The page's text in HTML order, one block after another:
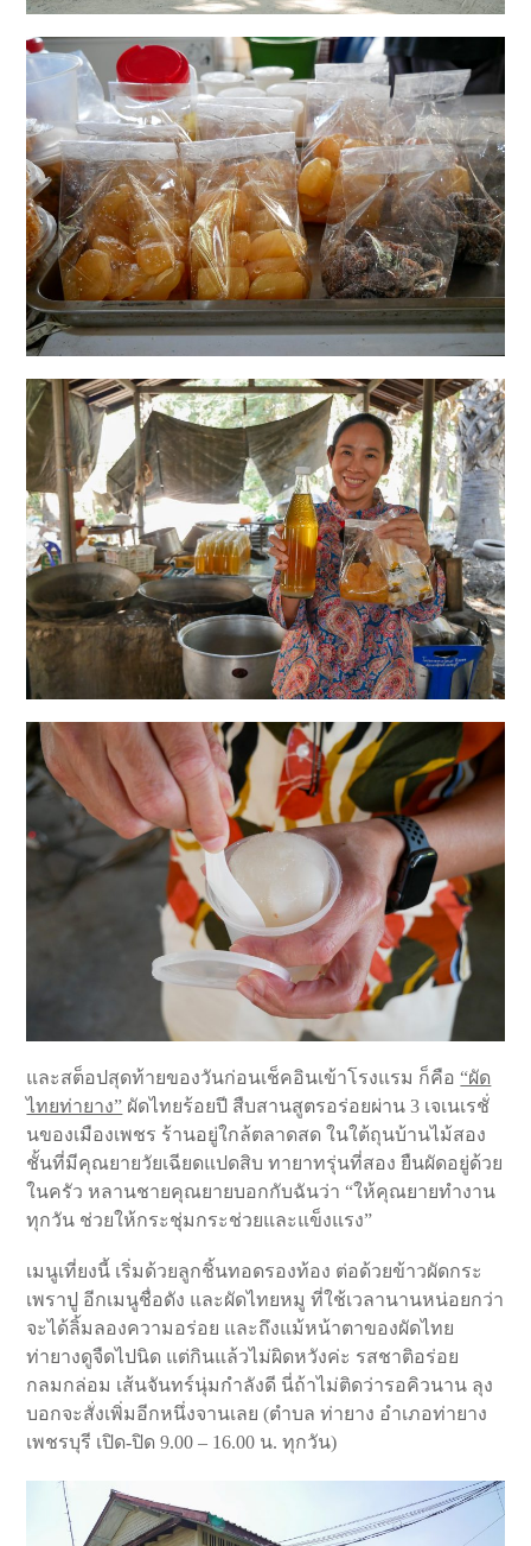
และสต็อปสุดท้ายของวันก่อนเช็คอินเข้าโรงแรม ก็คือ“ผัด
ไทยท่ายาง” ผัดไทยร้อยปี สืบสานสูตรอร่อยผ่าน 3 เจเนเรชั่
นของเมืองเพชร ร้านอยู่ใกล้ตลาดสด ในใต้ถุนบ้านไม้สอง
ชั้นที่มีคุณยายวัยเฉียดแปดสิบ ทายาทรุ่นที่สอง ยืนผัดอยู่ด้วย
ในครัว หลานชายคุณยายบอกกับฉันว่า “ให้คุณยายทำงาน
ทุกวัน ช่วยให้กระชุ่มกระช่วยและแข็งแรง”
เมนูเที่ยงนี้ เริ่มด้วยลูกชิ้นทอดรองท้อง ต่อด้วยข้าวผัดกระ
เพราปู อีกเมนูชื่อดัง และผัดไทยหมู ที่ใช้เวลานานหน่อยกว่า
จะได้ลิ้มลองความอร่อย และถึงแม้หน้าตาของผัดไทย
ท่ายางดูจืดไปนิด แต่กินแล้วไม่ผิดหวังค่ะ รสชาติอร่อย
กลมกล่อม เส้นจันทร์นุ่มกำลังดี นี่ถ้าไม่ติดว่ารอคิวนาน ลุง
บอกจะสั่งเพิ่มอีกหนึ่งจานเลย (ตำบล ท่ายาง อำเภอท่ายาง
เพชรบุรี เปิด-ปิด 9.00 – 16.00 น. ทุกวัน)